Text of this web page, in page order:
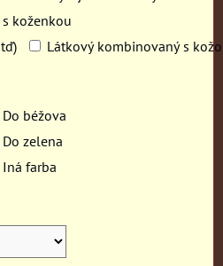
koženkou
Látkový kombinovaný s
Do béžova
Do zelena
Iná farba